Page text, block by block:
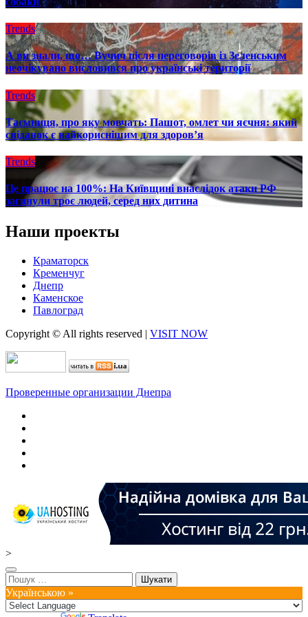
Trends
А ви знали, що… Вучич після переговорів із Зеленським
неочікувано висловився про українські території
Trends
Таємниця, про яку мовчать: Пашот, омлет чи яєчня: який
сніданок є найкориснішим для здоров’я
Trends
Це працює на 100%: На Київщині внаслідок атаки РФ
загинули троє людей, серед них дитина
Наши проекты
Краматорск
Кременчуг
Днепр
Каменское
Павлоград
Copyright © All rights reserved | VISIT NOW
Проверенные организации Днепра
>
Пошук:
Українською »